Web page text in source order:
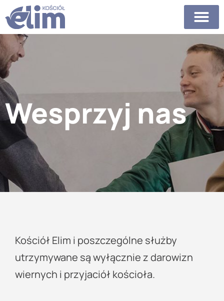
Wesprzyj nas
Kościół Elim i poszczególne służby
utrzymywane są wyłącznie z darowizn
wiernych i przyjaciół kościoła.